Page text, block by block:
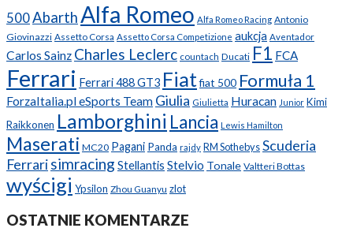
500AbarthAlfa Romeo Alfa Romeo Racing Antonio
Giovinazzi Assetto Corsa Assetto Corsa Competizione aukcja Aventador
Carlos Sainz Charles Leclerc countach Ducati F1 FCA
Ferrari Ferrari 488 GT3 Fiatfiat 500 Formuła 1
ForzaItalia.pl eSports Team Giulia Giulietta Huracan Junior Kimi
Raikkonen Lamborghini Lancia Lewis Hamilton
Maserati MC20 Pagani Panda rajdy RM SothebysScuderia
Ferrarisimracing Stellantis Stelvio Tonale Valtteri Bottas
wyścigi Ypsilon Zhou Guanyu zlot
OSTATNIE KOMENTARZE